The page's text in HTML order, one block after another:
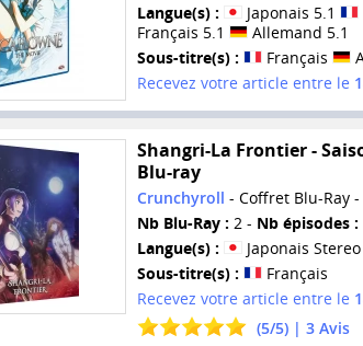
Langue(s) :
Japonais 5.1
Français 5.1
Allemand 5.1
Sous-titre(s) :
Français
Recevez votre article entre le
Shangri-La Frontier -
Blu-ray
Crunchyroll - Coffret Blu-Ray
Nb Blu-Ray : 2 - Nb épisodes :
Langue(s) :
Japonais
Sous-titre(s) :
Français
Recevez votre article entre le
(5/5) | 3Avis